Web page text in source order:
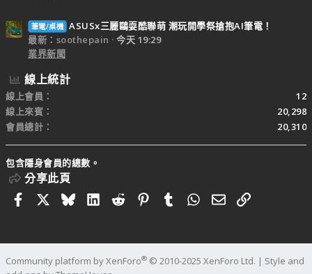
筆電/桌機 ASUSx三麗鷗耍酷聯萌 潮玩開學祭搶抱AI筆電！
最新：soothepain
今天 19:29
業界新聞
線上統計
線上會員
12
線上來賓
20,298
會員總計
20,310
包含隱身會員的總數。
分享此頁
FacebookBlueskyLinkedIn
RedditPinterestTumblrWhatsApp
電子郵件
連結
Community platform by XenForo® © 2010-2025 XenForo Ltd. | Style and